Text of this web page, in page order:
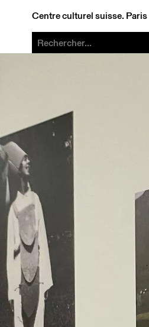
Centre culturel suisse. Paris